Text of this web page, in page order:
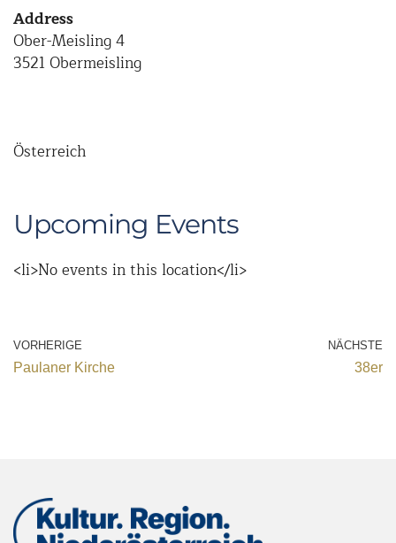
Address
Ober-Meisling 4
3521 Obermeisling
Österreich
Upcoming Events
<li>No events in this location</li>
VORHERIGE
Paulaner Kirche
NÄCHSTE
38er